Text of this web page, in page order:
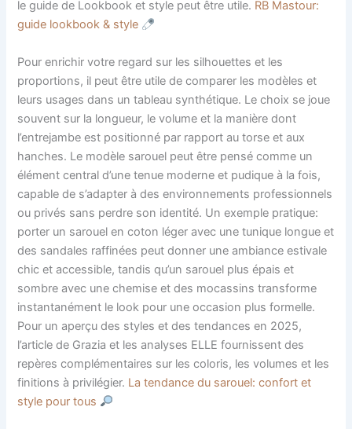
le guide de Lookbook et style peut être utile. RB Mastour:
guide lookbook & style
Pour enrichir votre regard sur les silhouettes et les
proportions, il peut être utile de comparer les modèles et
leurs usages dans un tableau synthétique. Le choix se joue
souvent sur la longueur, le volume et la manière dont
l’entrejambe est positionné par rapport au torse et aux
hanches. Le modèle sarouel peut être pensé comme un
élément central d’une tenue moderne et pudique à la fois,
capable de s’adapter à des environnements professionnels
ou privés sans perdre son identité. Un exemple pratique:
porter un sarouel en coton léger avec une tunique longue et
des sandales raffinées peut donner une ambiance estivale
chic et accessible, tandis qu’un sarouel plus épais et
sombre avec une chemise et des mocassins transforme
instantanément le look pour une occasion plus formelle.
Pour un aperçu des styles et des tendances en 2025,
l’article de Grazia et les analyses ELLE fournissent des
repères complémentaires sur les coloris, les volumes et les
finitions à privilégier. La tendance du sarouel: confort et
style pour tous